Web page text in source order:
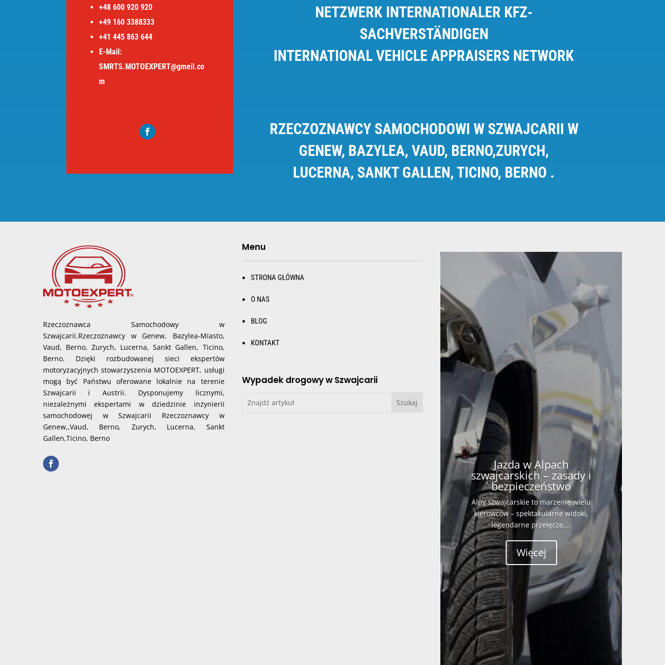
+48 600 920 920
+49 160 3388333
+41 445 863 644
E-Mail:
SMRTS.MOTOEXPERT@gmeil.co
m
NETZWERK INTERNATIONALER KFZ-
SACHVERSTÄNDIGEN
INTERNATIONAL VEHICLE APPRAISERS NETWORK
RZECZOZNAWCY SAMOCHODOWI W SZWAJCARII W
GENEW, BAZYLEA, VAUD, BERNO,ZURYCH,
LUCERNA, SANKT GALLEN, TICINO, BERNO .
Rzeczoznawca Samochodowy w
Szwajcarii.Rzeczoznawcy w Genew, Bazylea-Miasto,
Vaud, Berno, Zurych, Lucerna, Sankt Gallen, Ticino,
Berno. Dzięki rozbudowanej sieci ekspertów
motoryzacyjnych stowarzyszenia MOTOEXPERT, usługi
mogą być Państwu oferowane lokalnie na terenie
Szwajcarii i Austrii. Dysponujemy licznymi,
niezależnymi ekspertami w dziedzinie inżynierii
samochodowej w Szwajcarii Rzeczoznawcy w
Genew,,Vaud, Berno, Zurych, Lucerna, Sankt
Gallen,Ticino, Berno
Menu
STRONA GŁÓWNA
O NAS
BLOG
KONTAKT
Wypadek drogowy w Szwajcarii
Jazda w Alpach
szwajcarskich – zasady i
bezpieczeństwo
Alpy szwajcarskie to marzenie wielu
kierowców – spektakularne widoki,
legendarne przełęcze,...
Więcej